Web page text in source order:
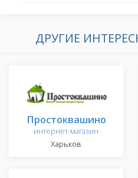
ДРУГИЕ
Простоквашино
интернет-магазин
Харьков